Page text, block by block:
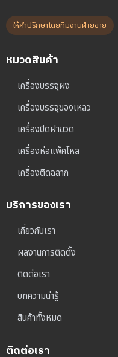
ให้คำปรึกษาโดยทีมงานฝ่ายขาย
หมวดสินค้า
เครื่องบรรจุผง
เครื่องบรรจุของเหลว
เครื่องปิดฝาขวด
เครื่องห่อแพ็คโหล
เครื่องติดฉลาก
บริการของเรา
เกี่ยวกับเรา
ผลงานการติดตั้ง
ติดต่อเรา
บทความน่ารู้
สินค้าทั้งหมด
ติดต่อเรา